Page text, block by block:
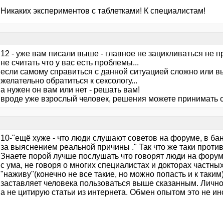
Никаких экспериментов с таблетками! К специалистам!
12 - уже вам писали выше - главное не зацикливаться не
не считать что у вас есть проблемы...
если самому справиться с данной ситуацией сложно или
желательно обратиться к сексологу...
а нужен он вам или нет - решать вам!
вроде уже взрослый человек, решения можете принимать
10-"ещё хуже - что люди слушают советов на форуме, в
за выяснением реальной причины ." Так что же таки
Знаете порой лучше послушать что говорят люди на
с ума, не говоря о многих специалистах и докторах
"наживу"(конечно не все такие, но можно попасть и к
заставляет человека пользоваться выше сказанным.
а не цитирую статьи из интернета. Обмен опытом это не